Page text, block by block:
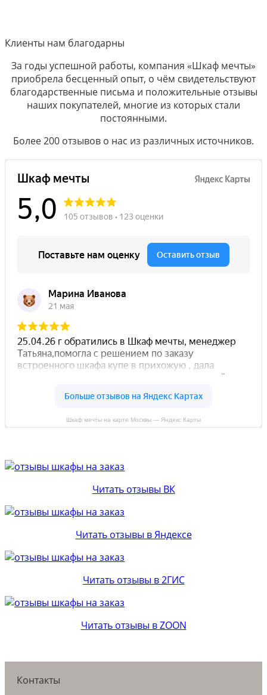
Клиенты нам благодарны
За годы успешной работы, компания «Шкаф мечты»
приобрела бесценный опыт, о чём свидетельствуют
благодарственные письма и положительные отзывы
наших покупателей, многие из которых стали
постоянными.
Более 200 отзывов о нас из различных источников.
Шкаф мечты на карте Москвы — Яндекс Карты
Читать отзывы ВК
Читать отзывы в Яндексе
Читать отзывы в 2ГИС
Читать отзывы в ZOON
Контакты